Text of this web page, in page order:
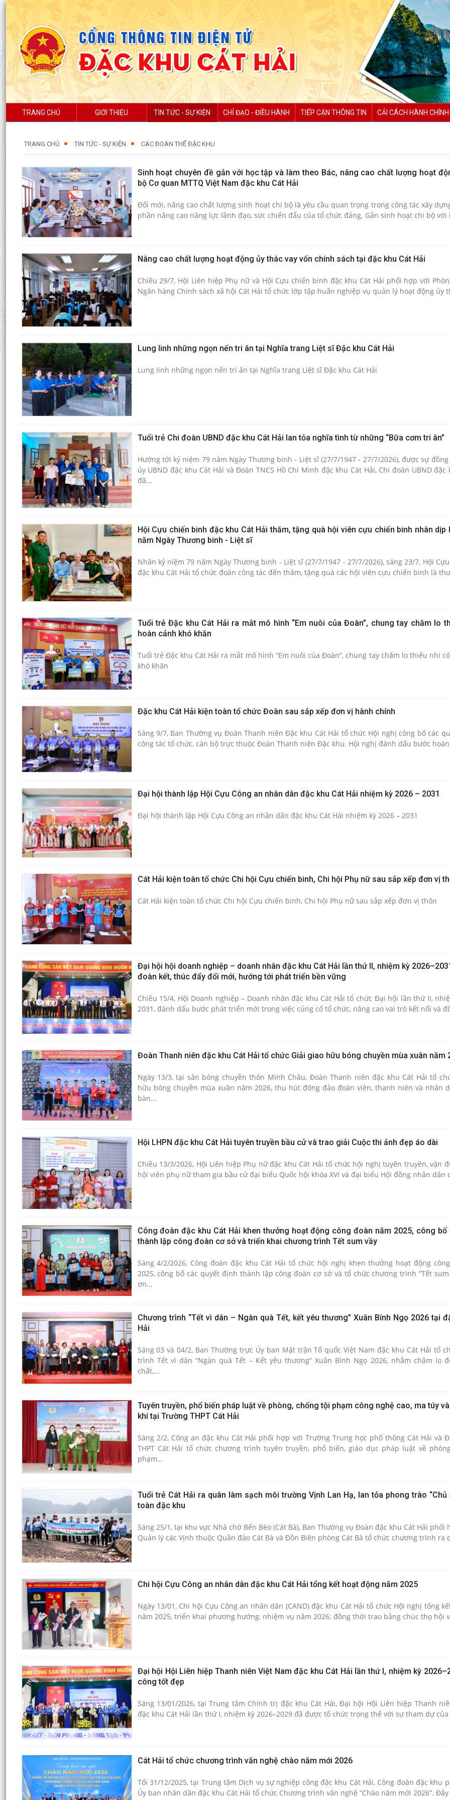
TRANG CHỦ GIỚI THIỆU TIN TỨC - SỰ KIỆN CHỈ ĐẠO - ĐIỀU HÀNH TIẾP CẬN THÔNG TIN CẢI CÁCH HÀNH CHÍNH
TRANG CHỦ TIN TỨC - SỰ KIỆN CÁC ĐOÀN THỂ ĐẶC KHU
Sinh hoạt chuyên đề gắn với học tập và làm theo Bác, nâng cao chất lượng hoạt
bộ Cơ quan MTTQ Việt Nam đặc khu Cát Hải
Đổi mới, nâng cao chất lượng sinh hoạt chi bộ là yêu cầu quan trọng trong công tác xây
phần nâng cao năng lực lãnh đạo, sức chiến đấu của tổ chức đảng. Gắn sinh hoạt chi bộ với
Nâng cao chất lượng hoạt động ủy thác vay vốn chính sách tại đặc khu Cát Hải
Chiều 29/7, Hội Liên hiệp Phụ nữ và Hội Cựu chiến binh đặc khu Cát Hải phối hợp với
Ngân hàng Chính sách xã hội Cát Hải tổ chức lớp tập huấn nghiệp vụ quản lý hoạt động ủy
Lung linh những ngọn nến tri ân tại Nghĩa trang Liệt sĩ Đặc khu Cát Hải
Lung linh những ngọn nến tri ân tại Nghĩa trang Liệt sĩ Đặc khu Cát Hải
Tuổi trẻ Chi đoàn UBND đặc khu Cát Hải lan tỏa nghĩa tình từ những “Bữa cơm tri ân”
Hướng tới kỷ niệm 79 năm Ngày Thương binh - Liệt sĩ (27/7/1947 - 27/7/2026), được sự
ủy UBND đặc khu Cát Hải và Đoàn TNCS Hồ Chí Minh đặc khu Cát Hải, Chi đoàn UBND đặc
đã...
Hội Cựu chiến binh đặc khu Cát Hải thăm, tặng quà hội viên cựu chiến binh nhân dịp
năm Ngày Thương binh - Liệt sĩ
Nhân kỷ niệm 79 năm Ngày Thương binh - Liệt sĩ (27/7/1947 - 27/7/2026), sáng 23/7, Hội
đặc khu Cát Hải tổ chức đoàn công tác đến thăm, tặng quà các hội viên cựu chiến binh là
Tuổi trẻ Đặc khu Cát Hải ra mắt mô hình “Em nuôi của Đoàn”, chung tay chăm lo
hoàn cảnh khó khăn
Tuổi trẻ Đặc khu Cát Hải ra mắt mô hình “Em nuôi của Đoàn”, chung tay chăm lo thiếu nhi
khó khăn
Đặc khu Cát Hải kiện toàn tổ chức Đoàn sau sắp xếp đơn vị hành chính
Sáng 9/7, Ban Thường vụ Đoàn Thanh niên Đặc khu Cát Hải tổ chức Hội nghị công bố các
công tác tổ chức, cán bộ trực thuộc Đoàn Thanh niên Đặc khu. Hội nghị đánh dấu bước
Đại hội thành lập Hội Cựu Công an nhân dân đặc khu Cát Hải nhiệm kỳ 2026 – 2031
Đại hội thành lập Hội Cựu Công an nhân dân đặc khu Cát Hải nhiệm kỳ 2026 – 2031
Cát Hải kiện toàn tổ chức Chi hội Cựu chiến binh, Chi hội Phụ nữ sau sắp xếp đơn vị
Cát Hải kiện toàn tổ chức Chi hội Cựu chiến binh, Chi hội Phụ nữ sau sắp xếp đơn vị thôn
Đại hội hội doanh nghiệp – doanh nhân đặc khu Cát Hải lần thứ II, nhiệm kỳ
đoàn kết, thúc đẩy đổi mới, hướng tới phát triển bền vững
Chiều 15/4, Hội Doanh nghiệp – Doanh nhân đặc khu Cát Hải tổ chức Đại hội lần thứ II,
2031, đánh dấu bước phát triển mới trong việc củng cố tổ chức, nâng cao vai trò kết nối và
Đoàn Thanh niên đặc khu Cát Hải tổ chức Giải giao hữu bóng chuyền mùa xuân năm
Ngày 13/3, tại sân bóng chuyền thôn Minh Châu, Đoàn Thanh niên đặc khu Cát Hải tổ
hữu bóng chuyền mùa xuân năm 2026, thu hút đông đảo đoàn viên, thanh niên và nhân
bàn...
Hội LHPN đặc khu Cát Hải tuyên truyền bầu cử và trao giải Cuộc thi ảnh đẹp áo dài
Chiều 13/3/2026, Hội Liên hiệp Phụ nữ đặc khu Cát Hải tổ chức hội nghị tuyên truyền, vận
hội viên phụ nữ tham gia bầu cử đại biểu Quốc hội khóa XVI và đại biểu Hội đồng nhân dân
Công đoàn đặc khu Cát Hải khen thưởng hoạt động công đoàn năm 2025, công bố
thành lập công đoàn cơ sở và triển khai chương trình Tết sum vầy
Sáng 4/2/2026, Công đoàn đặc khu Cát Hải tổ chức hội nghị khen thưởng hoạt động
2025, công bố các quyết định thành lập công đoàn cơ sở và tổ chức chương trình “Tết sum
ơn...
Chương trình “Tết vì dân – Ngàn quà Tết, kết yêu thương” Xuân Bính Ngọ 2026 tại
Hải
Sáng 03 và 04/2, Ban Thường trực Ủy ban Mặt trận Tổ quốc Việt Nam đặc khu Cát Hải tổ
trình Tết vì dân “Ngàn quà Tết – Kết yêu thương” Xuân Bính Ngọ 2026, nhằm chăm lo
chất,...
Tuyên truyền, phổ biến pháp luật về phòng, chống tội phạm công nghệ cao, ma túy
khí tại Trường THPT Cát Hải
Sáng 2/2, Công an đặc khu Cát Hải phối hợp với Trường Trung học phổ thông Cát Hải và
THPT Cát Hải tổ chức chương trình tuyên truyền, phổ biến, giáo dục pháp luật về
phạm...
Tuổi trẻ Cát Hải ra quân làm sạch môi trường Vịnh Lan Hạ, lan tỏa phong trào “Chủ
toàn đặc khu
Sáng 25/1, tại khu vực Nhà chờ Bến Bèo (Cát Bà), Ban Thường vụ Đoàn đặc khu Cát Hải phối
Quản lý các Vịnh thuộc Quần đảo Cát Bà và Đồn Biên phòng Cát Bà tổ chức chương trình ra
Chi hội Cựu Công an nhân dân đặc khu Cát Hải tổng kết hoạt động năm 2025
Ngày 13/01, Chi hội Cựu Công an nhân dân (CAND) đặc khu Cát Hải tổ chức Hội nghị tổng
năm 2025, triển khai phương hướng, nhiệm vụ năm 2026; đồng thời trao bằng chúc thọ hội
Đại hội Hội Liên hiệp Thanh niên Việt Nam đặc khu Cát Hải lần thứ I, nhiệm kỳ
công tốt đẹp
Sáng 13/01/2026, tại Trung tâm Chính trị đặc khu Cát Hải, Đại hội Hội Liên hiệp Thanh
đặc khu Cát Hải lần thứ I, nhiệm kỳ 2026–2029 đã được tổ chức trọng thể với sự tham dự của
Cát Hải tổ chức chương trình văn nghệ chào năm mới 2026
Tối 31/12/2025, tại Trung tâm Dịch vụ sự nghiệp công đặc khu Cát Hải, Công đoàn đặc khu
Ủy ban nhân dân đặc khu Cát Hải tổ chức Chương trình văn nghệ “Chào năm mới 2026”.